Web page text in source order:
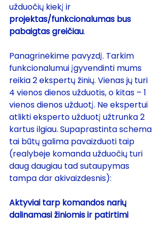
užduočių kiekį ir
projektas/funkcionalumas bus
pabaigtas greičiau.
Panagrinėkime pavyzdį. Tarkim
funkcionalumui įgyvendinti mums
reikia 2 ekspertų žinių. Vienas jų turi
4 vienos dienos užduotis, o kitas – 1
vienos dienos užduotį. Ne ekspertui
atlikti eksperto užduotį užtrunka 2
kartus ilgiau. Supaprastinta schema
tai būtų galima pavaizduoti taip
(realybėje komanda užduočių turi
daug daugiau tad sutaupymas
tampa dar akivaizdesnis):
Aktyviai tarp komandos narių
dalinamasi žiniomis ir patirtimi